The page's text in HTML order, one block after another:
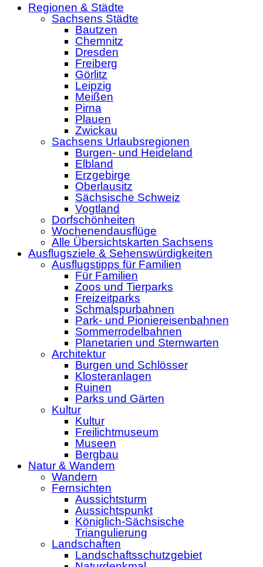
Regionen & Städte
Sachsens Städte
Bautzen
Chemnitz
Dresden
Freiberg
Görlitz
Leipzig
Meißen
Pirna
Plauen
Zwickau
Sachsens Urlaubsregionen
Burgen- und Heideland
Elbland
Erzgebirge
Oberlausitz
Sächsische Schweiz
Vogtland
Dorfschönheiten
Wochenendausflüge
Alle Übersichtskarten Sachsens
Ausflugsziele & Sehenswürdigkeiten
Ausflugstipps für Familien
Für Familien
Zoos und Tierparks
Freizeitparks
Schmalspurbahnen
Park- und Pioniereisenbahnen
Sommerrodelbahnen
Planetarien und Sternwarten
Architektur
Burgen und Schlösser
Klosteranlagen
Ruinen
Parks und Gärten
Kultur
Kultur
Freilichtmuseum
Museen
Bergbau
Natur & Wandern
Wandern
Fernsichten
Aussichtsturm
Aussichtspunkt
Königlich-Sächsische
Triangulierung
Landschaften
Landschaftsschutzgebiet